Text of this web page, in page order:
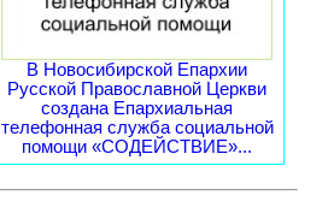
В Новосибирской Епархии
Русской Православной Церкви
создана Епархиальная
телефонная служба социальной
помощи «СОДЕЙСТВИЕ»...